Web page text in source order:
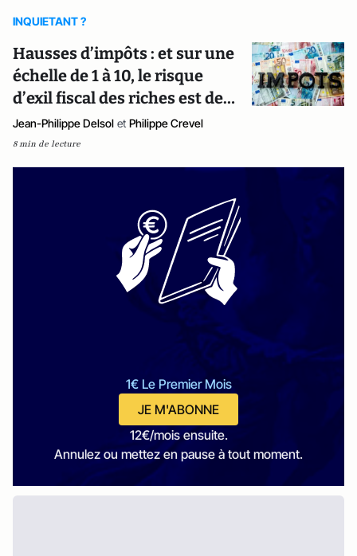
INQUIETANT ?
Hausses d’impôts : et sur une
échelle de 1 à 10, le risque
d’exil fiscal des riches est de…
Jean-Philippe Delsol et Philippe Crevel
8 min de lecture
1€ Le Premier Mois
JE M'ABONNE
12€/mois ensuite.
Annulez ou mettez en pause à tout moment.